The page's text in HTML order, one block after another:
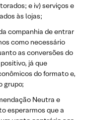
e iv) serviços e
às lojas;
companhia de entrar
como necessário
as conversões do
já que
do formato e,
grupo;
Neutra e
esperarmos que a